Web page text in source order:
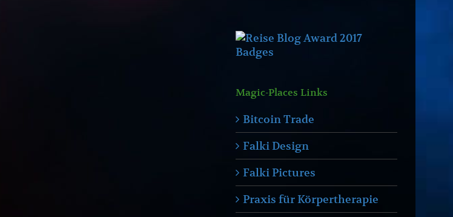
Magic-Places Links
Bitcoin Trade
Falki Design
Falki Pictures
Praxis für Körpertherapie